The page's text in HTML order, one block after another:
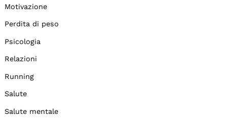
Motivazione
Perdita di peso
Psicologia
Relazioni
Running
Salute
Salute mentale